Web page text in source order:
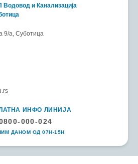
Водовод и Канализација
9/а, Суботица
ИНФО ЛИНИЈА
000-024
ДАНОМ ОД 07H-15H